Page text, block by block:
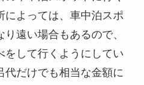
によっては、車中泊スポ
遠い場合もあるので、
をして行くようにしてい
代だけでも相当な金額に